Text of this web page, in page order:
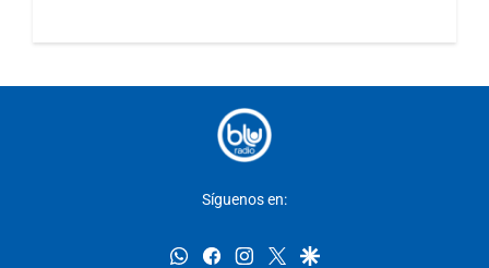
Síguenos en:
whatsappfacebookinstagram
twittergoogle